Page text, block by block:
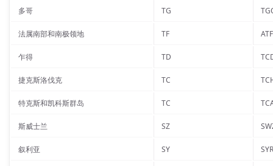
多哥 TG
法属南部和南极领地 TF ATF
乍得 TD
捷克斯洛伐克 TC
特克斯和凯科斯群岛 TC
斯威士兰 SZ
叙利亚 SY SYR